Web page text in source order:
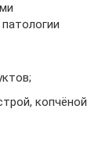
копчёной